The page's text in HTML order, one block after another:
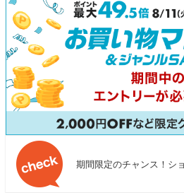
期間限定のチャンス！シ